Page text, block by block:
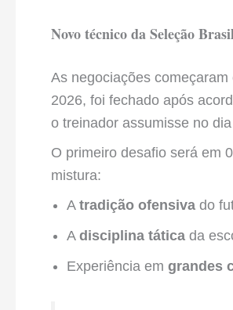
Novo técnico da Seleção
As negociações
2026, foi fechado após
o treinador assumisse no
O primeiro desafio será em
mistura:
A tradição ofensiva do
A disciplina tática da
Experiência em grandes